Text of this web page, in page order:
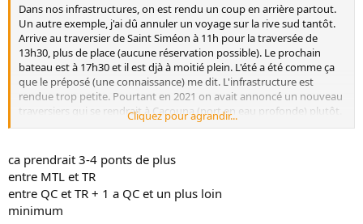
Dans nos infrastructures, on est rendu un coup en arrière partout.
Un autre exemple, j'ai dû annuler un voyage sur la rive sud tantôt.
Arrive au traversier de Saint Siméon à 11h pour la traversée de
13h30, plus de place (aucune réservation possible). Le prochain
bateau est à 17h30 et il est djà à moitié plein. L'été a été comme ça
que le préposé (une connaissance) me dit. L'infrastructure est
rendue trop petite. Pourtant en 2021 on avait annoncé un nouveau
traversiers qui se rendrait à Cacouna (port en eau profonde) plutôt.
Le projet est reporté à 2028 et ça coûtera juste plus cher.
sud sera les ponts à Québec.
Cliquez pour agrandir...
ca prendrait 3-4 ponts de plus
entre MTL et TR
entre QC et TR + 1 a QC et un plus loin
minimum